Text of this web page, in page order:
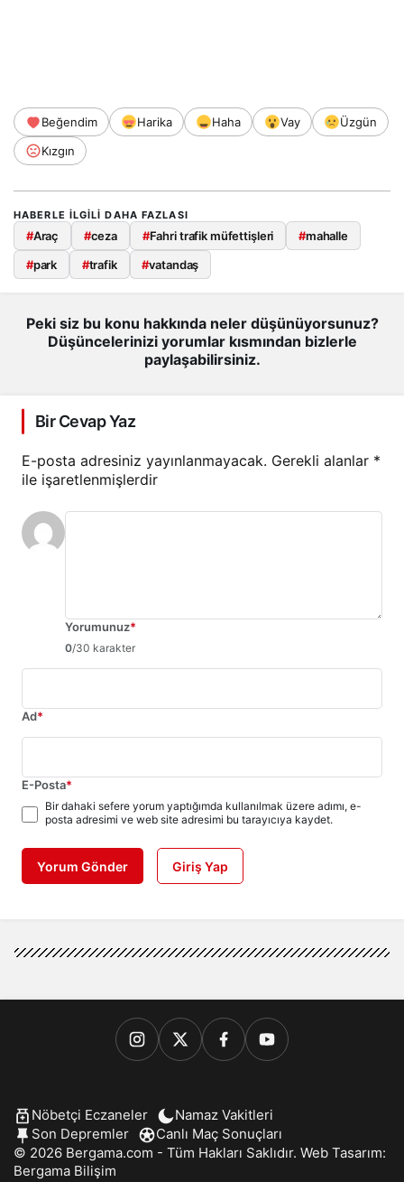
Beğendim Harika Haha Vay
Üzgün
Kızgın
HABERLE ILGILI DAHA FAZLASI
#Araç #ceza #Fahri trafik müfettişleri #mahalle
#park #trafik #vatandaş
Peki siz bu konu hakkında neler düşünüyorsunuz?
Düşüncelerinizi yorumlar kısmından bizlerle
paylaşabilirsiniz.
Bir Cevap Yaz
E-posta adresiniz yayınlanmayacak. Gerekli alanlar *
ile işaretlenmişlerdir
Yorumunuz*
0/30 karakter
Ad*
E-Posta*
Bir dahaki sefere yorum yaptığımda kullanılmak üzere adımı, e-
posta adresimi ve web site adresimi bu tarayıcıya kaydet.
Yorum Gönder Giriş Yap
Nöbetçi Eczaneler
Namaz Vakitleri
Son Depremler
Canlı Maç Sonuçları
© 2026 Bergama.com - Tüm Hakları Saklıdır. Web Tasarım:
Bergama Bilişim